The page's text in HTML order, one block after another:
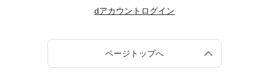
dアカウントログイン
ページトップへ